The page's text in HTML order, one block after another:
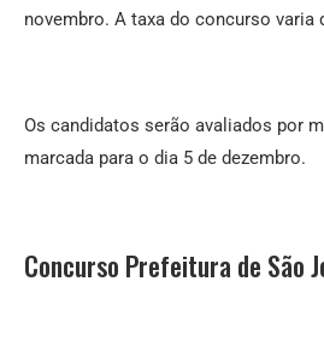
novembro. A taxa do concurso varia
Os candidatos serão avaliados por
marcada para o dia 5 de dezembro.
Concurso Prefeitura de São